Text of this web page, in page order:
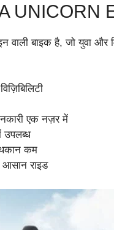
UNICORN
वाली बाइक है, जो युवा
एक नज़र में
थकान कम
राइड